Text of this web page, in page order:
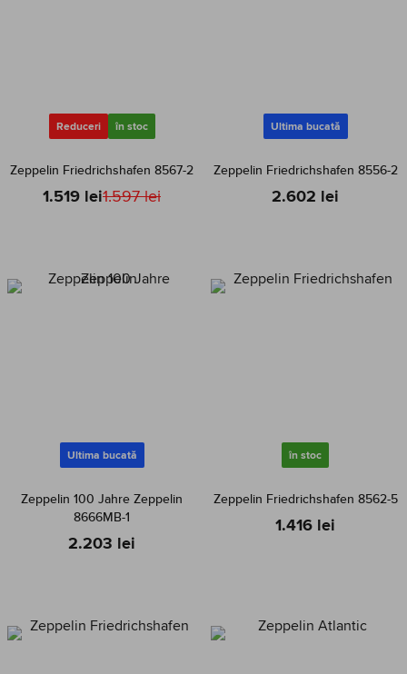
Reduceri în stoc
Zeppelin Friedrichshafen 8567-2
1.519 lei1.597 lei
Ultima bucată
Zeppelin Friedrichshafen 8556-2
2.602 lei
Ultima bucată
Zeppelin 100 Jahre Zeppelin
8666MB-1
2.203 lei
în stoc
Zeppelin Friedrichshafen 8562-5
1.416 lei